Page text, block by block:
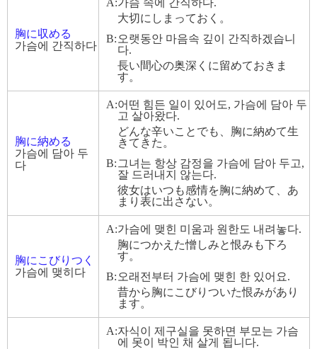
胸に収める
가슴에 간직하다
A:가슴 속에 간직하다.
大切にしまっておく。
B: 오랫동안 마음속 깊이 간직하겠습니
다.
長い間心の奥深くに留めておきま
す。
胸に納める
가슴에 담아 두
다
A:어떤 힘든 일이 있어도, 가슴에 담아 두
고 살아왔다.
どんな辛いことでも、胸に納めて生
きてきた。
B: 그녀는 항상 감정을 가슴에 담아 두고,
잘 드러내지 않는다.
彼女はいつも感情を胸に納めて、あ
まり表に出さない。
胸にこびりつく
가슴에 맺히다
A:가슴에 맺힌 미움과 원한도 내려놓다.
胸につかえた憎しみと恨みも下ろ
す。
B: 오래전부터 가슴에 맺힌 한 있어요.
昔から胸にこびりついた恨みがあり
ます。
A:자식이 제구실을 못하면 부모는 가슴
에 못이 박인 채 살게 됩니다.